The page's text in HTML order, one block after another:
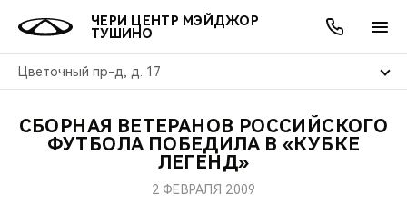
ЧЕРИ ЦЕНТР МЭЙДЖОР
ТУШИНО
Цветочный пр-д, д. 17
МОДЕЛИ
ПОКУПАТЕЛЯМ
ВЛАДЕЛЬЦАМ
МИР CHERY
АКЦИИ
ОНЛАЙН СЕРВИСЫ
О КОМПАНИИ
СБОРНАЯ ВЕТЕРАНОВ РОССИЙСКОГО
ФУТБОЛА ПОБЕДИЛА В «КУБКЕ
ЛЕГЕНД»
2 ФЕВРАЛЯ 2009